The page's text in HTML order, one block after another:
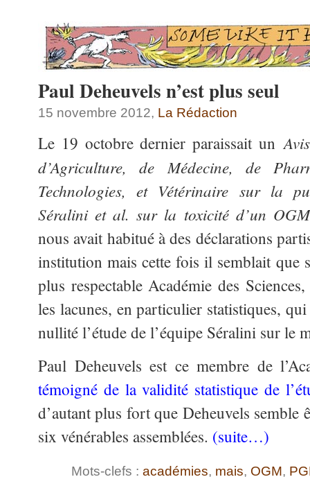
Paul Deheuvels n’est plus seul
15 novembre 2012, La Rédaction
Le 19 octobre dernier paraissait un
d’Agriculture, de Médecine, de
Technologies, et Vétérinaire sur la
Séralini et al. sur la toxicité d’un
nous avait habitué à des déclarations
institution mais cette fois il semblait que
plus respectable Académie des
les lacunes, en particulier statistiques,
nullité l’étude de l’équipe Séralini sur le
Paul Deheuvels est ce membre de
témoigné de la validité statistique de
d’autant plus fort que Deheuvels semble
six vénérables assemblées. (suite…)
Mots-clefs : académies, mais, OGM,